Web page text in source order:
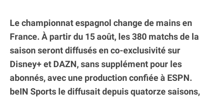
Le championnat espagnol change de mains en
France. À partir du 15 août, les 380 matchs de la
saison seront diffusés en co-exclusivité sur
Disney+ et DAZN, sans supplément pour les
abonnés, avec une production confiée à ESPN.
beIN Sports le diffusait depuis quatorze saisons,